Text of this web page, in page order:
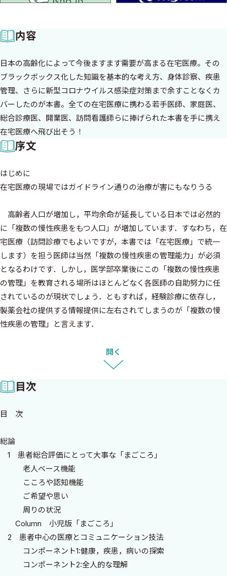
内容
日本の高齢化によって今後ますます需要が高まる在宅医療。その
ブラックボックス化した知識を基本的な考え方、身体診察、疾患
管理、さらに新型コロナウイルス感染症対策まで余すことなくカ
バーしたのが本書。全ての在宅医療に携わる若手医師、家庭医、
総合診療医、開業医、訪問看護師らに捧げられた本書を手に携え
在宅医療へ飛び出そう！
序文
はじめに
在宅医療の現場ではガイドライン通りの治療が害にもなりうる
高齢者人口が増加し，平均余命が延長している日本では必然的
に「複数の慢性疾患をもつ人口」が増加しています．すなわち，在
宅医療（訪問診療でもよいですが，本書では「在宅医療」で統一
します）を担う医師は当然「複数の慢性疾患の管理能力」が必須
となるわけです．しかし，医学部卒業後にこの「複数の慢性疾患
の管理」を教育される場所はほとんどなく各医師の自助努力に任
されているのが現状でしょう．ともすれば，経験診療に依存し，
製薬会社の提供する情報提供に左右されてしまうのが「複数の慢
性疾患の管理」と言えます．
ば，よい診療につながるのでしょうか？ そうとも言えません．
実は，複数の慢性疾患をもつ状態は「コモビディティ
comorbidity」と「マルチモビディティ multimorbidity」の2つに
分けて考えられます1）．
（index disease）が1つ存在し，その他の周辺疾患や健康問題が生
で患者さんが悩みだし，「うつ」になるような状態のことです．
一方，「マルチモビディティ multimorbidity」とは，いくつか
の慢性疾患が病態生理的に関連するしないにかかわらず並存して
いる状態であり，診療の中心となる疾患を設定しがたい状態を指
します．例えば，心房細動，心不全，骨粗鬆症，糖尿病，COPD，
うつ状態を伴う血管性認知症などが並存する状態を指します．海
外の報告ではありますが，170万人の患者の記録からCOPD患者の
19％だけがCOPDのみ，糖尿病患者の14％だけが糖尿病のみ，認知
症の5％だけが認知症のみ，という報告があり単一疾患のみを有す
る患者はかなり少ないのです2）．マルチモビディティの状態のケ
開く
目次
目 次
総論
1 患者総合評価にとって大事な「まごころ」
老人ベース機能
こころや認知機能
ご希望や思い
周りの状況
Column 小児版「まごころ」
2 患者中心の医療とコミュニケーション技法
コンポーネント1:健康，疾患，病いの探索
コンポーネント2:全人的な理解